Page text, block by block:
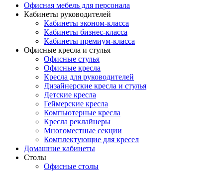
Офисная мебель для персонала
Кабинеты руководителей
Кабинеты эконом-класса
Кабинеты бизнес-класса
Кабинеты премиум-класса
Офисные кресла и стулья
Офисные стулья
Офисные кресла
Кресла для руководителей
Дизайнерские кресла и стулья
Детские кресла
Геймерские кресла
Компьютерные кресла
Кресла реклайнеры
Многоместные секции
Комплектующие для кресел
Домашние кабинеты
Столы
Офисные столы